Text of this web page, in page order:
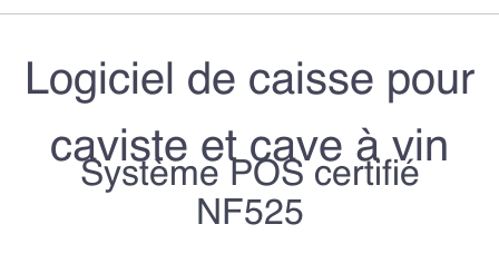
Logiciel de caisse pour
caviste et cave à vin
Système POS certifié
NF525